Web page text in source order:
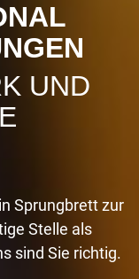
UND
Sprungbrett zur
Stelle als
sind Sie richtig.